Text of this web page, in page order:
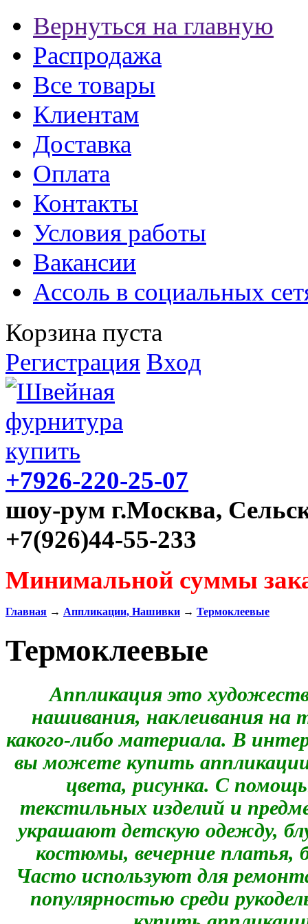
Вернуться на главную
Распродажа
Все товары
Клиентам
Доставка
Оплата
Контакты
Условия работы
Вакансии
Ассоль в социальных
Корзина пуста
Регистрация Вход
+7926-220-25-07
шоу-рум г.Москва,
+7(926)44-55-233
Минимальной суммы
Главная → Аппликации, Нашивки → Термоклеевые
Термоклеевые
Аппликация это
нашивания, наклеивания на
какого-либо материала. В
вы можете купить аппликации
цвета, рисунка. С
текстильных изделий и
украшают детскую одежду,
костюмы, вечерние платья,
Часто используют для
популярностью среди